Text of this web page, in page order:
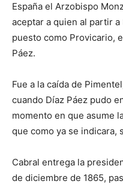
Espa­ña el Arzobispo
aceptar a quien al partir
puesto como Provicario,
Páez.
Fue a la caída de
cuando Díaz Páez pudo
momento en que asume
que como ya se in­dicara,
Cabral entrega la
de diciembre de 1865,